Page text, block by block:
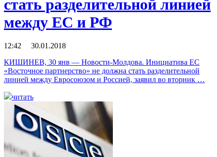
стать разделительной линией
между ЕС и РФ
12:42 30.01.2018
КИШИНЕВ, 30 янв — Новости-Молдова. Инициатива ЕС
«Восточное партнерство» не должна стать разделительной
линией между Евросоюзом и Россией, заявил во вторник …
читать